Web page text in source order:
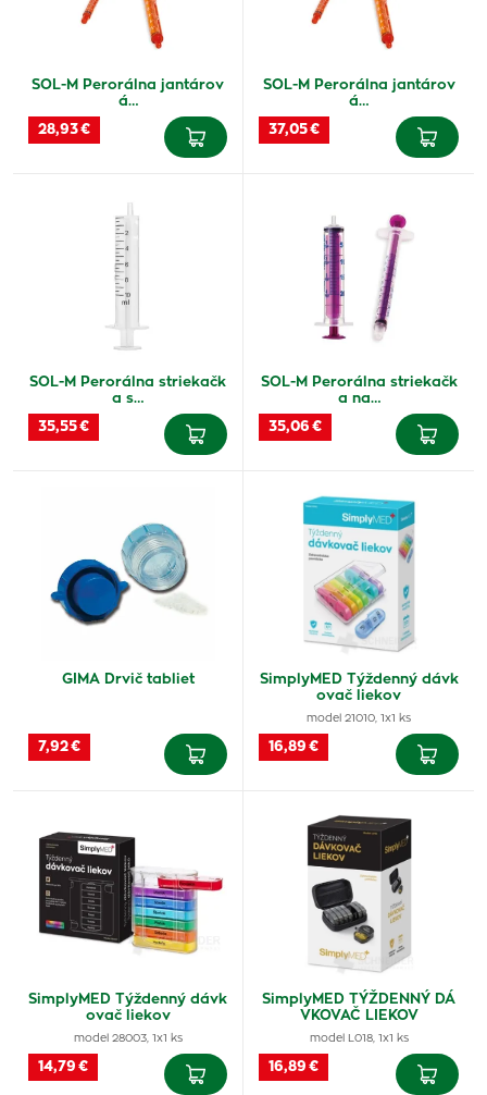
SOL-M Perorálna jantárov
á…
28,93 €
SOL-M Perorálna jantárov
á…
37,05 €
SOL-M Perorálna striekačk
a s…
35,55 €
SOL-M Perorálna striekačk
a na…
35,06 €
GIMA Drvič tabliet
7,92 €
SimplyMED Týždenný dávk
ovač liekov
model 21010, 1x1 ks
16,89 €
SimplyMED Týždenný dávk
ovač liekov
model 28003, 1x1 ks
14,79 €
SimplyMED TÝŽDENNÝ DÁ
VKOVAČ LIEKOV
model L018, 1x1 ks
16,89 €